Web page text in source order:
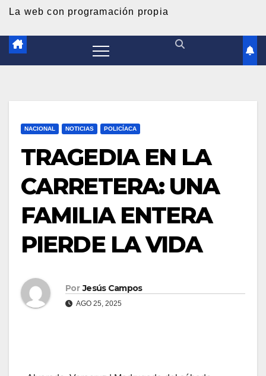
La web con programación propia
NACIONAL NOTICIAS POLICÍACA
TRAGEDIA EN LA
CARRETERA: UNA
FAMILIA ENTERA
PIERDE LA VIDA
Por Jesús Campos
AGO 25, 2025